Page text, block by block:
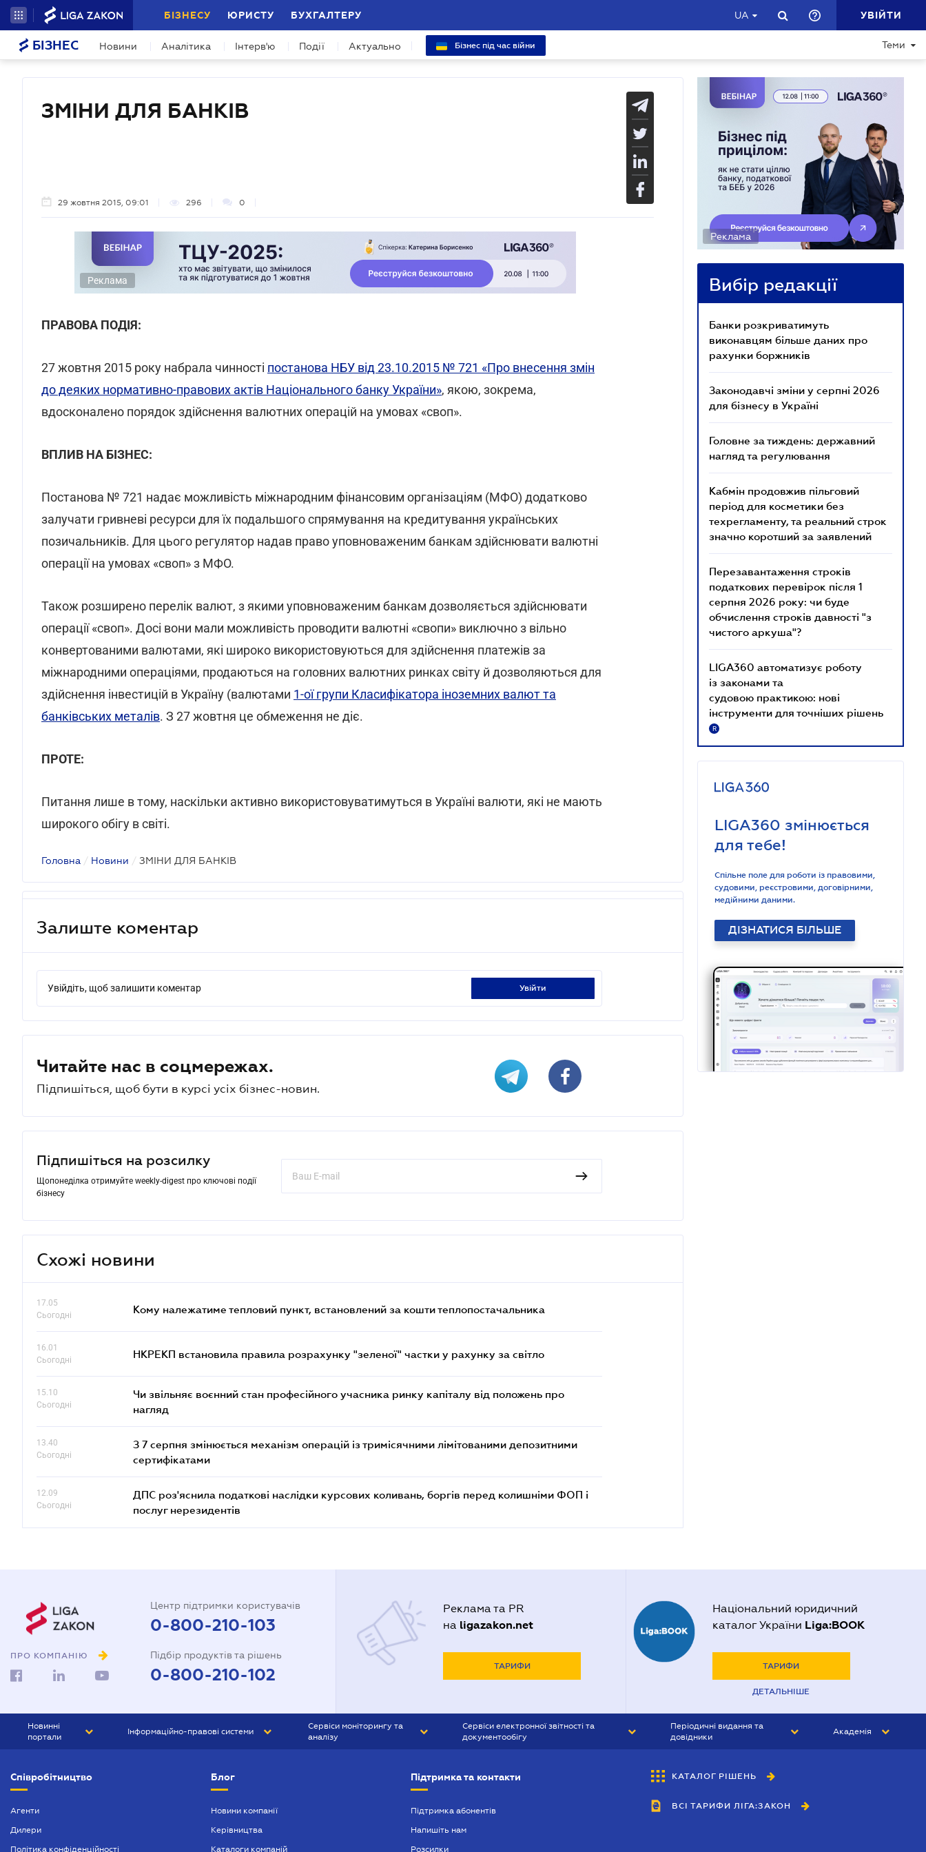
БІЗНЕСУ ЮРИСТУ БУХГАЛТЕРУ UA УВІЙТИ
БІЗНЕС Новини Аналітика Інтерв'ю Події Актуально Бізнес під час війни Теми
ЗМІНИ ДЛЯ БАНКІВ
29 жовтня 2015, 09:01 296 0
Реклама
ПРАВОВА ПОДІЯ:
27 жовтня 2015 року набрала чинності постанова НБУ від 23.10.2015 № 721 «Про внесення змін
до деяких нормативно-правових актів Національного банку України», якою, зокрема,
вдосконалено порядок здійснення валютних операцій на умовах «своп».
ВПЛИВ НА БІЗНЕС:
Постанова № 721 надає можливість міжнародним фінансовим організаціям (МФО) додатково
залучати гривневі ресурси для їх подальшого спрямування на кредитування українських
позичальників. Для цього регулятор надав право уповноваженим банкам здійснювати валютні
операції на умовах «своп» з МФО.
Також розширено перелік валют, з якими уповноваженим банкам дозволяється здійснювати
операції «своп». Досі вони мали можливість проводити валютні «свопи» виключно з вільно
конвертованими валютами, які широко використовуються для здійснення платежів за
міжнародними операціями, продаються на головних валютних ринках світу й дозволяються для
здійснення інвестицій в Україну (валютами 1-ої групи Класифікатора іноземних валют та
банківських металів. З 27 жовтня це обмеження не діє.
ПРОТЕ:
Питання лише в тому, наскільки активно використовуватимуться в Україні валюти, які не мають
широкого обігу в світі.
Головна / Новини / ЗМІНИ ДЛЯ БАНКІВ
Залиште коментар
Увійдіть, щоб залишити коментар увійти
Читайте нас в соцмережах.
Підпишіться, щоб бути в курсі усіх бізнес-новин.
Підпишіться на розсилку
Щопонеділка отримуйте weekly-digest про ключові події
бізнесу
Схожі новини
17.05
Сьогодні
Кому належатиме тепловий пункт, встановлений за кошти теплопостачальника
16.01
Сьогодні
НКРЕКП встановила правила розрахунку "зеленої" частки у рахунку за світло
15.10
Сьогодні
Чи звільняє воєнний стан професійного учасника ринку капіталу від положень про
нагляд
13.40
Сьогодні
З 7 серпня змінюється механізм операцій із тримісячними лімітованими депозитними
сертифікатами
12.09
Сьогодні
ДПС роз'яснила податкові наслідки курсових коливань, боргів перед колишніми ФОП і
послуг нерезидентів
Реклама
Вибір редакції
Банки розкриватимуть
виконавцям більше даних про
рахунки боржників
Законодавчі зміни у серпні 2026
для бізнесу в Україні
Головне за тиждень: державний
нагляд та регулювання
Кабмін продовжив пільговий
період для косметики без
техрегламенту, та реальний строк
значно коротший за заявлений
Перезавантаження строків
податкових перевірок після 1
серпня 2026 року: чи буде
обчислення строків давності "з
чистого аркуша"?
LIGA360 автоматизує роботу
із законами та
судовою практикою: нові
інструменти для точніших рішень
R
LIGA360 змінюється
для тебе!
Спільне поле для роботи із правовими,
судовими, реєстровими, договірними,
медійними даними.
ДІЗНАТИСЯ БІЛЬШЕ
ПРО КОМПАНІЮ
Центр підтримки користувачів
0-800-210-103
Підбір продуктів та рішень
0-800-210-102
Реклама та PR
на ligazakon.net
ТАРИФИ
Національний юридичний
каталог України Liga:BOOK
ТАРИФИ
ДЕТАЛЬНІШЕ
Новинні
портали
БІЗНЕС
Інформаційно-правові системи
БУХГАЛТЕР ПРОФ
Сервіси моніторингу та
аналізу
Сервіси електронної звітності та
документообігу
Періодичні видання та
довідники
БУХГАЛТЕР&ЗАКОН
ВІСНИК МСФЗ
Академія
Співробітництво
Агенти
Дилери
Політика конфіденційності
Блог
Новини компанії
Керівництва
Каталоги компаній
Підтримка та контакти
Підтримка абонентів
Напишіть нам
Розсилки
КАТАЛОГ РІШЕНЬ
ВСІ ТАРИФИ ЛІГА:ЗАКОН